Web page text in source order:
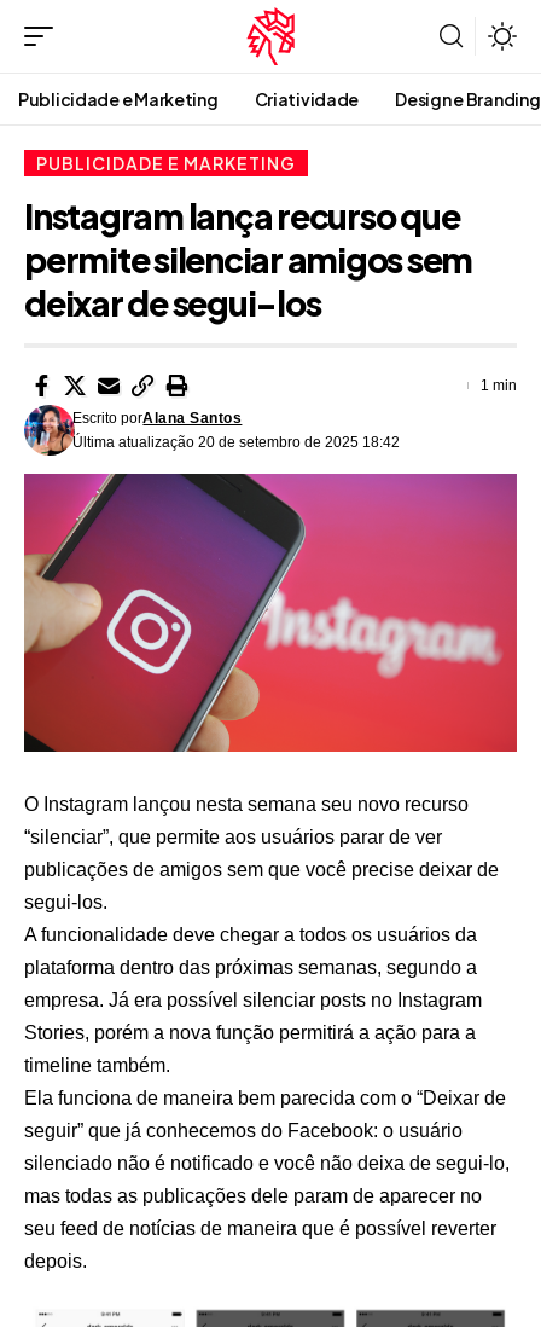
Publicidade e Marketing Criatividade Design e Branding
PUBLICIDADE E MARKETING
Instagram lança recurso que
permite silenciar amigos sem
deixar de segui-los
Última atualização 20 de setembro de 2025 18:42
Escrito porAlana Santos
1 min
O Instagram lançou nesta semana seu novo recurso
“silenciar”, que permite aos usuários parar de ver
publicações de amigos sem que você precise deixar de
segui-los.
A funcionalidade deve chegar a todos os usuários da
plataforma dentro das próximas semanas, segundo a
empresa. Já era possível silenciar posts no Instagram
Stories, porém a nova função permitirá a ação para a
timeline também.
Ela funciona de maneira bem parecida com o “Deixar de
seguir” que já conhecemos do Facebook: o usuário
silenciado não é notificado e você não deixa de segui-lo,
mas todas as publicações dele param de aparecer no
seu feed de notícias de maneira que é possível reverter
depois.